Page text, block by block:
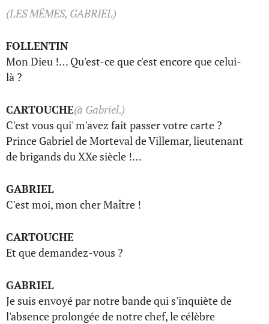
(LES MÊMES, GABRIEL)
FOLLENTIN
Mon Dieu !… Qu'est-ce que c'est encore que celui-
là ?
CARTOUCHE(à Gabriel.)
C'est vous qui' m'avez fait passer votre carte ?
Prince Gabriel de Morteval de Villemar, lieutenant
de brigands du XXe siècle !…
GABRIEL
C'est moi, mon cher Maître !
CARTOUCHE
Et que demandez-vous ?
GABRIEL
Je suis envoyé par notre bande qui s'inquiète de
l'absence prolongée de notre chef, le célèbre